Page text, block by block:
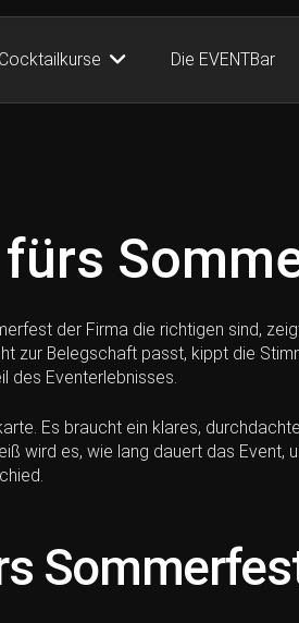
Cocktailkurse Die EVENTBar
der Firma die richtigen sind,
zur Belegschaft passt, kippt die
des Eventerlebnisses.
Es braucht ein klares,
wird es, wie lang dauert das